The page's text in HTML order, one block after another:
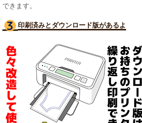
できます。
印刷済みとダウンロード版があるよ